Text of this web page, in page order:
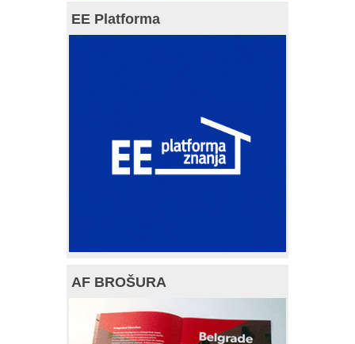
EE Platforma
AF BROŠURA